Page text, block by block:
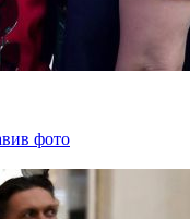
фото